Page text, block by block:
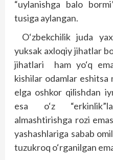
“uylanishga balo
tusiga aylangan.
O‘zbekchilik juda
yuksak axloqiy jihatlar
jihatlari ham yo‘q
kishilar odamlar eshitsa
elga oshkor qilishdan
esa o‘z
almashtirishga rozi
yashashlariga sabab
tuzukroq o‘rganilgan